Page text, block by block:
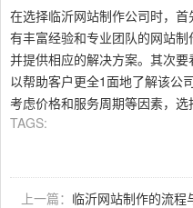
在选择临沂网站制作公司时，
有丰富经验和专业团队的网站制
并提供相应的解决方案。其次
以帮助客户更全1面地了解该公
考虑价格和服务周期等因素，选
TAGS:
上一篇： 临沂网站制作的流程